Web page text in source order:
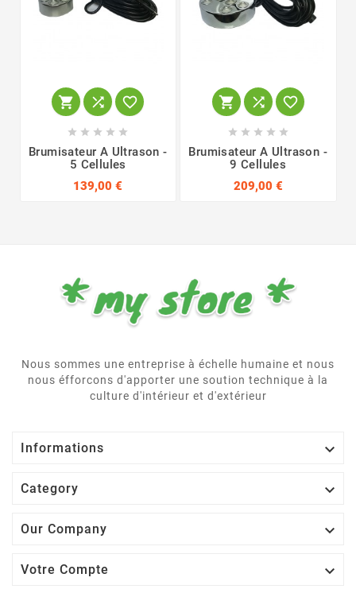
  
    
Brumisateur A Ultrason -
5 Cellules
139,00 €
  
    
Brumisateur A Ultrason -
9 Cellules
209,00 €
Nous sommes une entreprise à échelle humaine et nous
nous éfforcons d'apporter une soution technique à la
culture d'intérieur et d'extérieur
Informations 
Category 
Our Company 
Votre Compte 